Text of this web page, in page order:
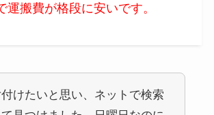
運搬費が格段に安いです。
付けたいと思い、ネットで検索